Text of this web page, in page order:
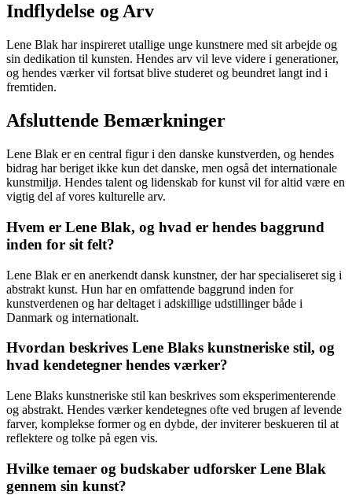
Indflydelse og Arv
Lene Blak har inspireret utallige unge kunstnere med sit arbejde og
sin dedikation til kunsten. Hendes arv vil leve videre i generationer,
og hendes værker vil fortsat blive studeret og beundret langt ind i
fremtiden.
Afsluttende Bemærkninger
Lene Blak er en central figur i den danske kunstverden, og hendes
bidrag har beriget ikke kun det danske, men også det internationale
kunstmiljø. Hendes talent og lidenskab for kunst vil for altid være en
vigtig del af vores kulturelle arv.
Hvem er Lene Blak, og hvad er hendes baggrund
inden for sit felt?
Lene Blak er en anerkendt dansk kunstner, der har specialiseret sig i
abstrakt kunst. Hun har en omfattende baggrund inden for
kunstverdenen og har deltaget i adskillige udstillinger både i
Danmark og internationalt.
Hvordan beskrives Lene Blaks kunstneriske stil, og
hvad kendetegner hendes værker?
Lene Blaks kunstneriske stil kan beskrives som eksperimenterende
og abstrakt. Hendes værker kendetegnes ofte ved brugen af levende
farver, komplekse former og en dybde, der inviterer beskueren til at
reflektere og tolke på egen vis.
Hvilke temaer og budskaber udforsker Lene Blak
gennem sin kunst?